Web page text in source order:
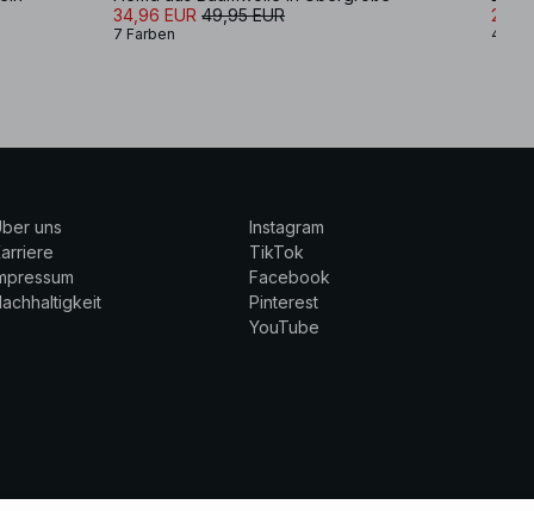
34,96 EUR 49,95 EUR
7 Farben 4
uns
Instagram
TikTok
Facebook
Pinterest
YouTube